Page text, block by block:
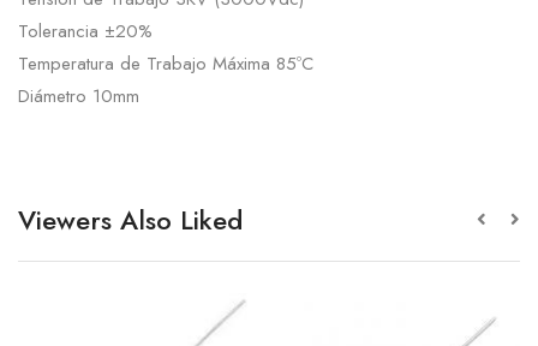
Tolerancia ±20%
Temperatura de Trabajo Máxima 85ºC
Diámetro 10mm
Viewers Also Liked